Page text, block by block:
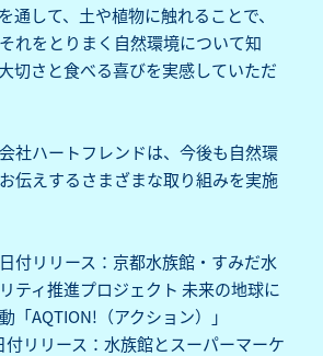
通して、土や植物に触れることで、
れをとりまく自然環境について知
切さと食べる喜びを実感していただ
社ハートフレンドは、今後も自然環
伝えするさまざまな取り組みを実施
付リリース：京都水族館・すみだ水
ティ推進プロジェクト 未来の地球に
「AQTION!（アクション）」
付リリース：水族館とスーパーマーケ